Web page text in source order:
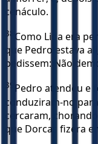
cenáculo.
38 Como Lida era
que Pedro estava
pedissem: Não
39 Pedro atendeu e
conduziram-no
cercaram,
que Dorcas fizera